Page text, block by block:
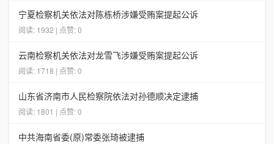
宁夏检察机关依法对陈栋桥涉嫌受贿案提起公诉
阅读: 1932 | 点赞: 0
云南检察机关依法对龙雪飞涉嫌受贿案提起公诉
阅读: 1718 | 点赞: 0
山东省济南市人民检察院依法对孙德顺决定逮捕
阅读: 1801 | 点赞: 0
中共海南省委(原)常委张琦被逮捕